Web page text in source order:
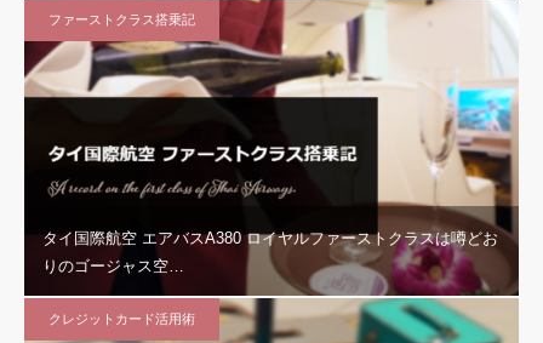
ファーストクラス搭乗記
タイ国際航空 エアバスA380 ロイヤルファーストクラスは噂どお
りのゴージャス空…
クレジットカード活用術